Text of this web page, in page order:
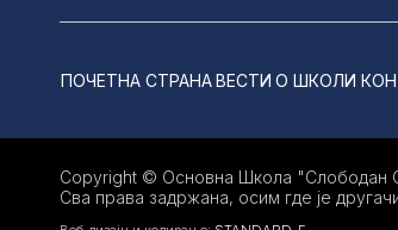
ПОЧЕТНА СТРАНАВЕСТИ О ШКОЛИ
Copyright © Основна Школа "Слободан
Сва права задржана, осим где је